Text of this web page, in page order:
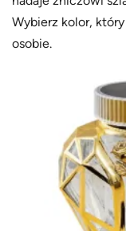
Wybierz kolor,
osobie.